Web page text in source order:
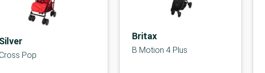
Silver
Cross Pop
Britax
B Motion 4 Plus